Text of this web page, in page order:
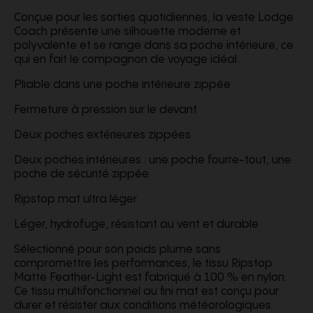
Conçue pour les sorties quotidiennes, la veste Lodge
Coach présente une silhouette moderne et
polyvalente et se range dans sa poche intérieure, ce
qui en fait le compagnon de voyage idéal.
Pliable dans une poche intérieure zippée
Fermeture à pression sur le devant
Deux poches extérieures zippées
Deux poches intérieures : une poche fourre-tout, une
poche de sécurité zippée
Ripstop mat ultra léger
Léger, hydrofuge, résistant au vent et durable
Sélectionné pour son poids plume sans
compromettre les performances, le tissu Ripstop
Matte Feather-Light est fabriqué à 100 % en nylon.
Ce tissu multifonctionnel au fini mat est conçu pour
durer et résister aux conditions météorologiques